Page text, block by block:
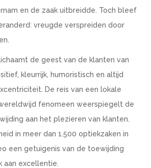
en de zaak uitbreidde. Toch bleef
vreugde verspreiden door
de geest van de klanten van
kleurrijk, humoristisch en altijd
De reis van een lokale
fenomeen weerspiegelt de
aan het plezieren van klanten.
in meer dan 1.500 optiekzaken in
een getuigenis van de toewijding
aan excellentie.